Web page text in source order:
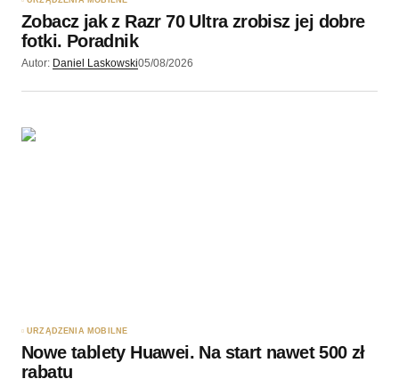
Wyślij komentarz
Zobacz jak z Razr 70 Ultra zrobisz jej dobre
fotki. Poradnik
Autor: Daniel Laskowski05/08/2026
URZĄDZENIA MOBILNE
Nowe tablety Huawei. Na start nawet 500 zł
rabatu